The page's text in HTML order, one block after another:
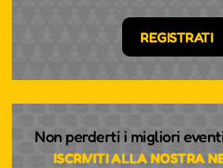
REGISTRATI
Non perderti i migliori
ISCRIVITI ALLA NOSTRA